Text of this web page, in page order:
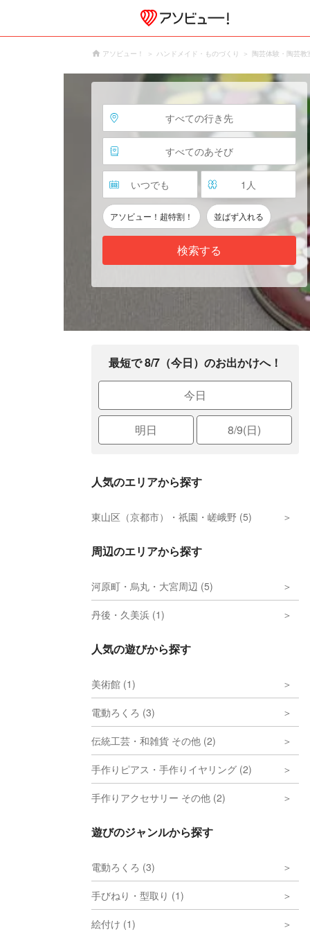
アソビュー！ ハンドメイド・ものづくり 陶芸体験・陶芸教
すべての行き先
すべてのあそび
いつでも 1 人
アソビュー！超特割！ 並ばず入れる
検索する
最短で 8/7（今日）のお出かけへ！
今日
明日 8/9(日)
人気のエリアから探す
東山区（京都市）・祇園・嵯峨野 (5)
周辺のエリアから探す
河原町・烏丸・大宮周辺 (5)
丹後・久美浜 (1)
人気の遊びから探す
美術館 (1)
電動ろくろ (3)
伝統工芸・和雑貨 その他 (2)
手作りピアス・手作りイヤリング (2)
手作りアクセサリー その他 (2)
遊びのジャンルから探す
電動ろくろ (3)
手びねり・型取り (1)
絵付け (1)